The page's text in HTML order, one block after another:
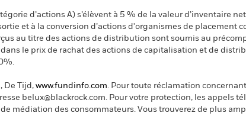
d’actions A) s’élèvent à 5 % de la valeur d’inventaire
et à la conversion d’actions d'organismes de placement
au titre des actions de distribution sont soumis au
le prix de rachat des actions de capitalisation et de
, De Tijd, www.fundinfo.com. Pour toute réclamation
belux@blackrock.com. Pour votre protection, les appels
médiation des consommateurs. Vous trouverez de plus